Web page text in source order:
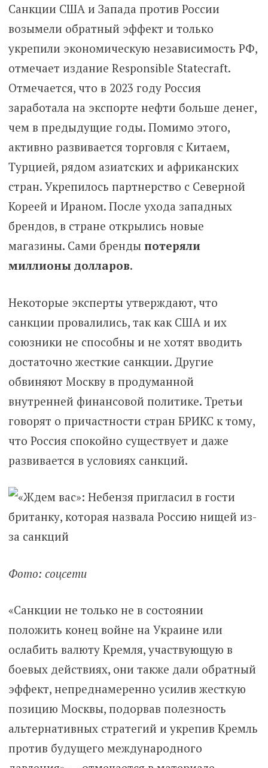
Санкции США и Запада против России
возымели обратный эффект и только
укрепили экономическую независимость РФ,
отмечает издание Responsible Statecraft.
Отмечается, что в 2023 году Россия
заработала на экспорте нефти больше денег,
чем в предыдущие годы. Помимо этого,
активно развивается торговля с Китаем,
Турцией, рядом азиатских и африканских
стран. Укрепилось партнерство с Северной
Кореей и Ираном. После ухода западных
брендов, в стране открылись новые
магазины. Сами бренды потеряли
миллионы долларов.
Некоторые эксперты утверждают, что
санкции провалились, так как США и их
союзники не способны и не хотят вводить
достаточно жесткие санкции. Другие
обвиняют Москву в продуманной
внутренней финансовой политике. Третьи
говорят о причастности стран БРИКС к тому,
что Россия спокойно существует и даже
развивается в условиях санкций.
Фото: соцсети
«Санкции не только не в состоянии
положить конец войне на Украине или
ослабить валюту Кремля, участвующую в
боевых действиях, они также дали обратный
эффект, непреднамеренно усилив жесткую
позицию Москвы, подорвав полезность
альтернативных стратегий и укрепив Кремль
против будущего международного